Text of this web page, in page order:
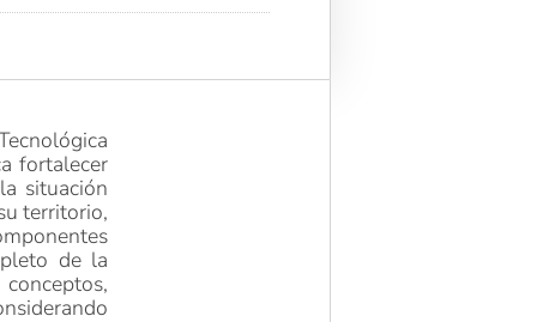
fortalecer
situación
territorio,
de la